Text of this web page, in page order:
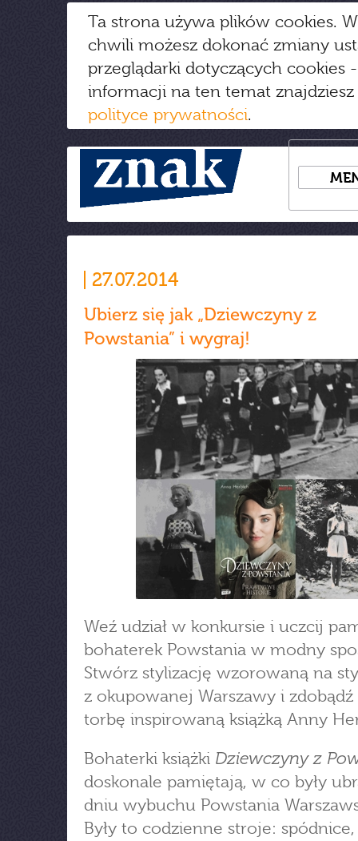
Ta strona używa plików cookies.
chwili możesz dokonać zmiany
przeglądarki dotyczących cookies
informacji na ten temat
polityce prywatności.
27.07.2014
Ubierz się jak „Dziewczyny z
Powstania” i wygraj!
Weź udział w konkursie i uczcij
bohaterek Powstania w modny
Stwórz stylizację wzorowaną na
z okupowanej Warszawy i
torbę inspirowaną książką Anny
Bohaterki książki Dziewczyny z
doskonale pamiętają, w co były
dniu wybuchu Powstania
Były to codzienne stroje: